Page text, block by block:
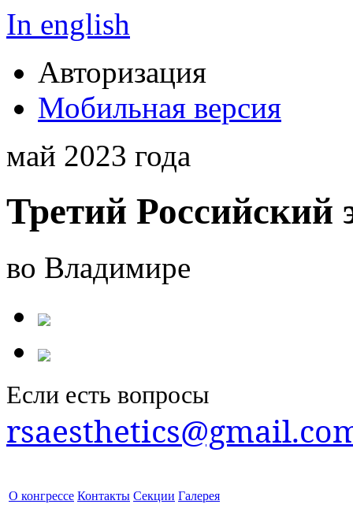
In english
Авторизация
Мобильная версия
май 2023 года
Третий Российский
во Владимире
Если есть вопросы
О конгрессе Контакты Секции Галерея